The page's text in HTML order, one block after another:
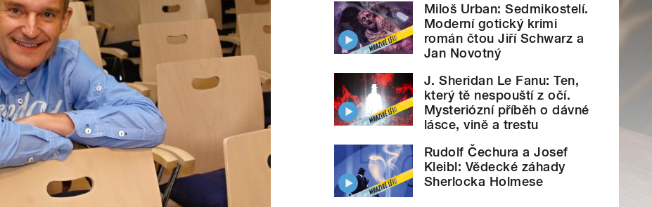
Miloš Urban: Sedmikostelí.
Moderní gotický krimi
román čtou Jiří Schwarz a
Jan Novotný
J. Sheridan Le Fanu: Ten,
který tě nespouští z očí.
Mysteriózní příběh o dávné
lásce, vině a trestu
Rudolf Čechura a Josef
Kleibl: Vědecké záhady
Sherlocka Holmese